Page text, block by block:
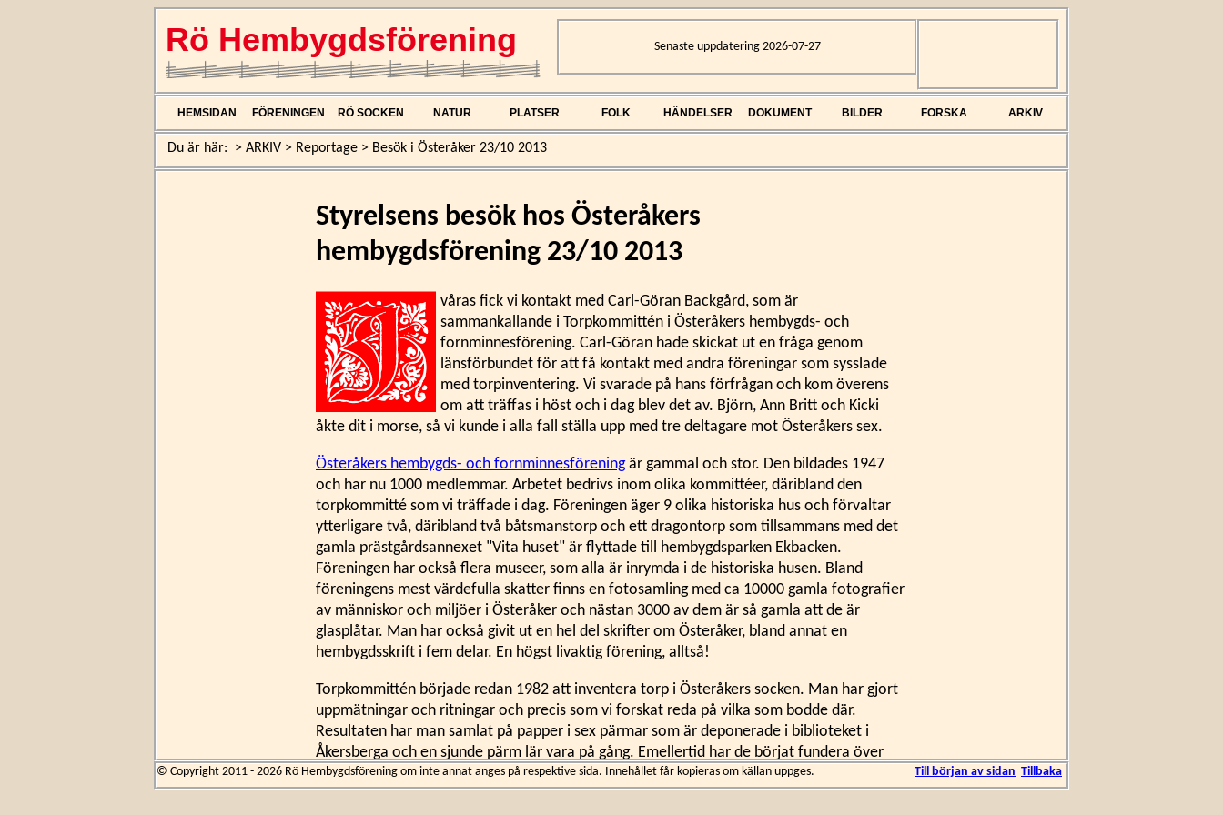
Rö Hembygdsförening Senaste uppdatering 2026-07-27
HEMSIDAN FÖRENINGEN RÖ SOCKEN NATUR PLATSER FOLK HÄNDELSER DOKUMENT BILDER FORSKA ARKIV
Du är här: > ARKIV > Reportage > Besök i Österåker 23/10 2013
Styrelsens besök hos Österåkers
hembygdsförening 23/10 2013
våras fick vi kontakt med Carl-Göran Backgård, som är
sammankallande i Torpkommittén i Österåkers hembygds- och
fornminnesförening. Carl-Göran hade skickat ut en fråga genom
länsförbundet för att få kontakt med andra föreningar som sysslade
med torpinventering. Vi svarade på hans förfrågan och kom överens
om att träffas i höst och i dag blev det av. Björn, Ann Britt och Kicki
åkte dit i morse, så vi kunde i alla fall ställa upp med tre deltagare mot Österåkers sex.
Österåkers hembygds- och fornminnesföreningär gammal och stor. Den bildades 1947
och har nu 1000 medlemmar. Arbetet bedrivs inom olika kommittéer, däribland den
torpkommitté som vi träffade i dag. Föreningen äger 9 olika historiska hus och förvaltar
ytterligare två, däribland två båtsmanstorp och ett dragontorp som tillsammans med det
gamla prästgårdsannexet "Vita huset" är flyttade till hembygdsparken Ekbacken.
Föreningen har också flera museer, som alla är inrymda i de historiska husen. Bland
föreningens mest värdefulla skatter finns en fotosamling med ca 10000 gamla fotografier
av människor och miljöer i Österåker och nästan 3000 av dem är så gamla att de är
glasplåtar. Man har också givit ut en hel del skrifter om Österåker, bland annat en
hembygdsskrift i fem delar. En högst livaktig förening, alltså!
Torpkommittén började redan 1982 att inventera torp i Österåkers socken. Man har gjort
uppmätningar och ritningar och precis som vi forskat reda på vilka som bodde där.
Resultaten har man samlat på papper i sex pärmar som är deponerade i biblioteket i
Åkersberga och en sjunde pärm lär vara på gång. Emellertid har de börjat fundera över
om det är det bästa sättet att dokumentera, bevara och sprida forskningsresultaten, och
har tydligen funnit att vårt sätt att göra samma sak är ett intressant alternativ.
© Copyright 2011 - 2026 Rö Hembygdsförening om inte annat anges på respektive sida. Innehållet får kopieras om källan uppges. Till början av sidan Tillbaka